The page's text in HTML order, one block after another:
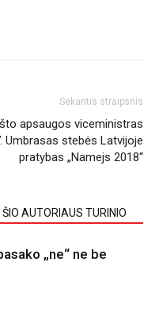
Sekantis straipsnis
apsaugos viceministras
Umbrasas stebės Latvijoje
pratybas „Namejs 2018“
ŠIO AUTORIAUS TURINIO
„ne“ ne be